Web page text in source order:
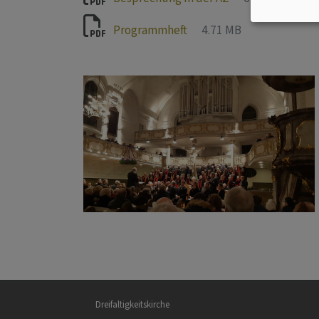
Programmheft
4.71 MB
Hauptnavigation
Dreifaltigkeitskirche